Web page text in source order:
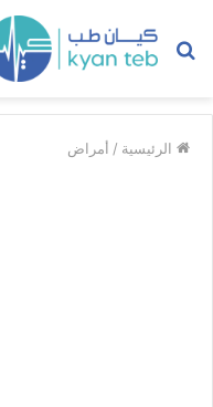
بحث
الرئيسية / أمراض